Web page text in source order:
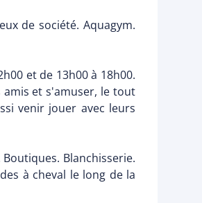
de société. Aquagym.
et de 13h00 à 18h00.
et s'amuser, le tout
venir jouer avec leurs
Blanchisserie.
à cheval le long de la